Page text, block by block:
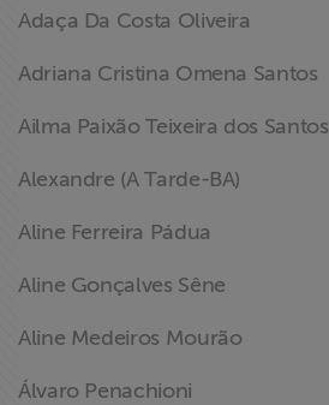
Adaça Da Costa Oliveira
Adriana Cristina Omena Santos
Ailma Paixão Teixeira dos Santos
Alexandre (A Tarde-BA)
Aline Ferreira Pádua
Aline Gonçalves Sêne
Aline Medeiros Mourão
Álvaro Penachioni